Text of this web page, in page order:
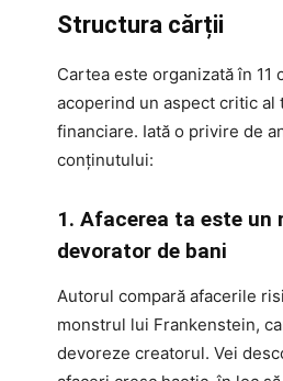
Structura cărții
Cartea este organizată în 11
acoperind un aspect critic al
financiare. Iată o privire de
conținutului:
1. Afacerea ta este un
devorator de bani
Autorul compară afacerile
monstrul lui Frankenstein,
devoreze creatorul. Vei